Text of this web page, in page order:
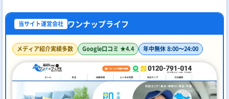
当サイト運営会社 ワンナップライフ
メディア紹介実績多数 Google口コミ ★4.4 年中無休 8:00〜24:00